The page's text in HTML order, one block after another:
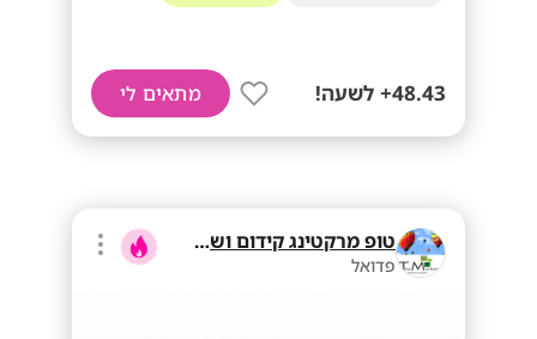
48.43+ לשעה! מתאים לי
טופ מרקטינג קידום ושיווק בע"מ
פדואל